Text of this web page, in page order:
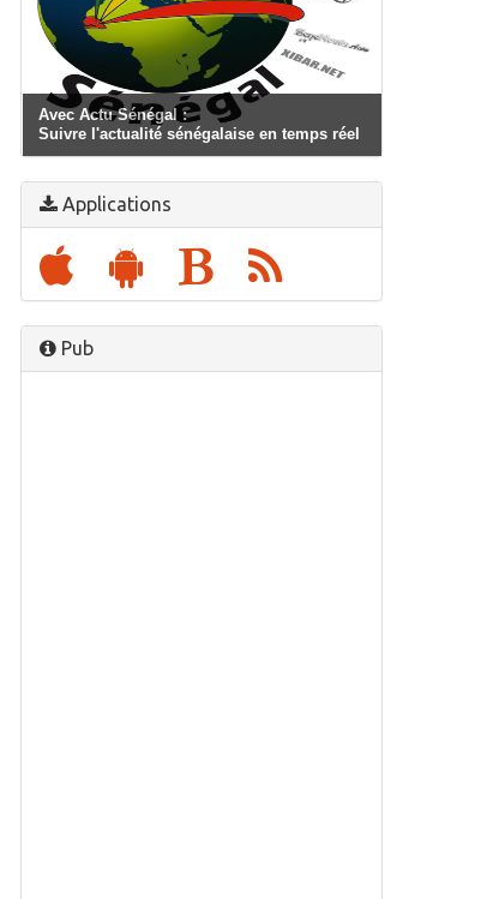
Avec Actu Sénégal :
Suivre l'actualité sénégalaise en temps réel
Applications
Pub